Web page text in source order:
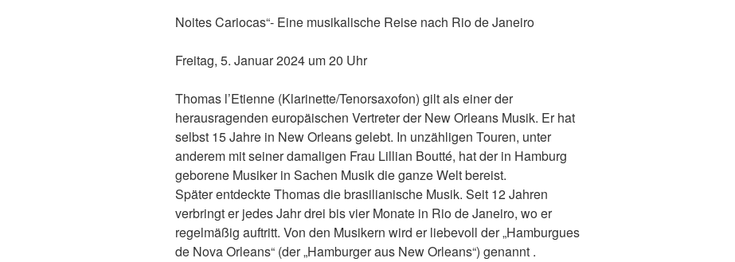
Noites Cariocas“- Eine musikalische Reise nach Rio de Janeiro
Freitag, 5. Januar 2024 um 20 Uhr
Thomas l’Etienne (Klarinette/Tenorsaxofon) gilt als einer der
herausragenden europäischen Vertreter der New Orleans Musik. Er hat
selbst 15 Jahre in New Orleans gelebt. In unzähligen Touren, unter
anderem mit seiner damaligen Frau Lillian Boutté, hat der in Hamburg
geborene Musiker in Sachen Musik die ganze Welt bereist.
Später entdeckte Thomas die brasilianische Musik. Seit 12 Jahren
verbringt er jedes Jahr drei bis vier Monate in Rio de Janeiro, wo er
regelmäßig auftritt. Von den Musikern wird er liebevoll der „Hamburgues
de Nova Orleans“ (der „Hamburger aus New Orleans“) genannt .